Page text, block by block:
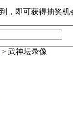
，即可获得抽奖机
> 武神坛录像